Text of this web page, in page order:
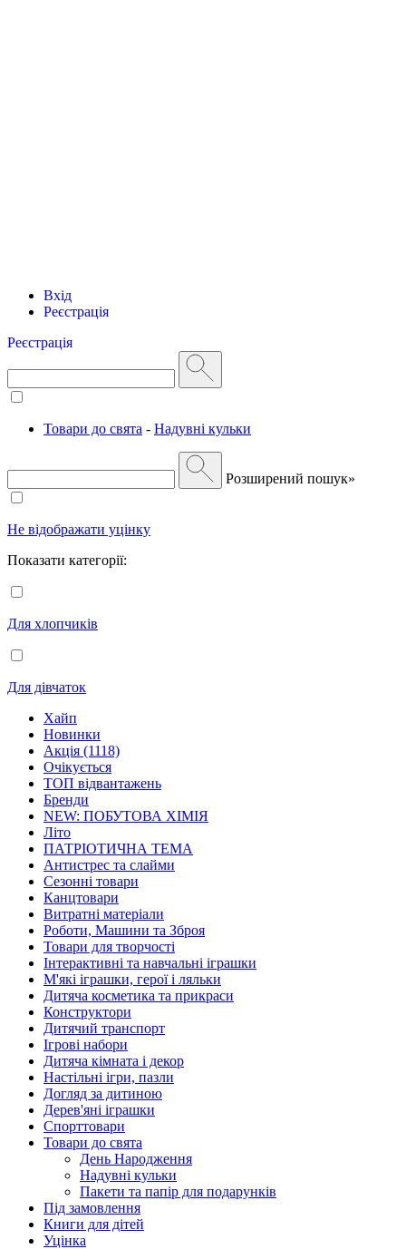
Вхід
Реєстрація
Реєстрація
Товари до свята - Надувні кульки
Розширений пошук»
Не відображати уцінку
Показати категорії:
Для хлопчиків
Для дівчаток
Хайп
Новинки
Акція (1118)
Очікується
ТОП відвантажень
Бренди
NEW: ПОБУТОВА ХІМІЯ
Літо
ПАТРІОТИЧНА ТЕМА
Антистрес та слайми
Сезонні товари
Канцтовари
Витратні матеріали
Роботи, Машини та Зброя
Товари для творчості
Інтерактивні та навчальні іграшки
М'які іграшки, герої і ляльки
Дитяча косметика та прикраси
Конструктори
Дитячий транспорт
Ігрові набори
Дитяча кімната і декор
Настільні ігри, пазли
Догляд за дитиною
Дерев'яні іграшки
Спорттовари
Товари до свята
День Народження
Надувні кульки
Пакети та папір для подарунків
Під замовлення
Книги для дітей
Уцінка